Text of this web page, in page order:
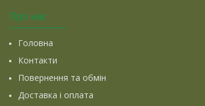
Про нас
Головна
Контакти
Повернення та обмін
Доставка і оплата